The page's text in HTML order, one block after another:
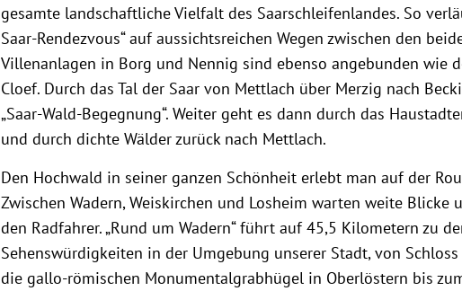
gesamte landschaftliche Vielfalt des Saarschleifenlandes. So
Saar-Rendezvous“ auf aussichtsreichen Wegen zwischen den
Villenanlagen in Borg und Nennig sind ebenso angebunden wie
Cloef. Durch das Tal der Saar von Mettlach über Merzig nach
„Saar-Wald-Begegnung“. Weiter geht es dann durch das
und durch dichte Wälder zurück nach Mettlach.
Den Hochwald in seiner ganzen Schönheit erlebt man auf der
Zwischen Wadern, Weiskirchen und Losheim warten weite Blicke
den Radfahrer. „Rund um Wadern“ führt auf 45,5 Kilometern zu
Sehenswürdigkeiten in der Umgebung unserer Stadt, von
die gallo-römischen Monumentalgrabhügel in Oberlöstern bis